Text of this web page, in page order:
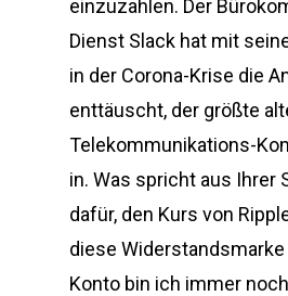
einzuzahlen. Der
Dienst Slack hat mit
in der Corona-Krise die
enttäuscht, der größte
Telekommunikations-
in. Was spricht aus Ihrer
dafür, den Kurs von
diese
Konto bin ich immer